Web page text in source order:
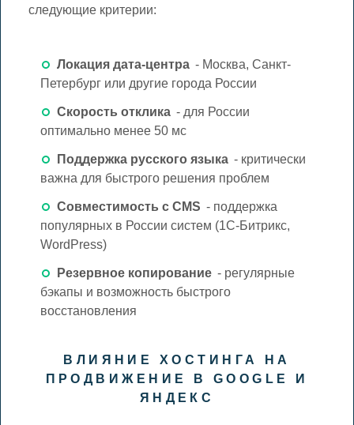
следующие критерии:
Локация дата-центра - Москва, Санкт-
Петербург или другие города России
Скорость отклика - для России
оптимально менее 50 мс
Поддержка русского языка - критически
важна для быстрого решения проблем
Совместимость с CMS - поддержка
популярных в России систем (1С-Битрикс,
WordPress)
Резервное копирование - регулярные
бэкапы и возможность быстрого
восстановления
ВЛИЯНИЕ ХОСТИНГА НА
ПРОДВИЖЕНИЕ В GOOGLE И
ЯНДЕКС